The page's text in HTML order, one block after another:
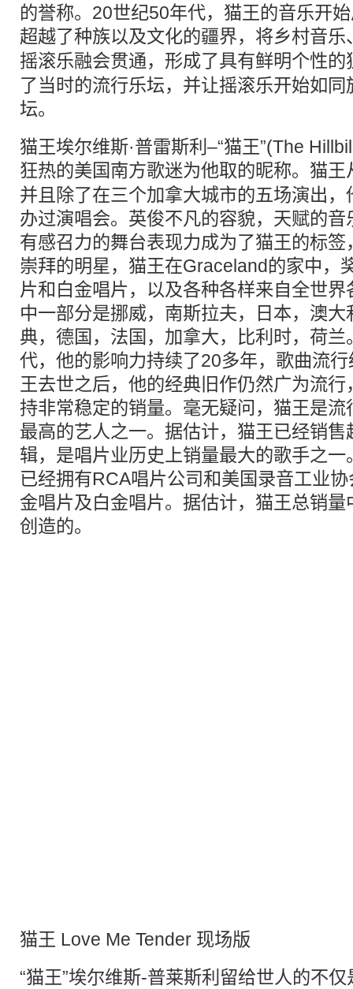
的誉称。20世纪50年代，猫王的音乐开
超越了种族以及文化的疆界，将乡村音乐
摇滚乐融会贯通，形成了具有鲜明个性
了当时的流行乐坛，并让摇滚乐开始如
坛。
猫王埃尔维斯·普雷斯利–“猫王”(The
狂热的美国南方歌迷为他取的昵称。猫
并且除了在三个加拿大城市的五场演出
办过演唱会。英俊不凡的容貌，天赋的
有感召力的舞台表现力成为了猫王的标
崇拜的明星，猫王在Graceland的家中，
片和白金唱片，以及各种各样来自全世
中一部分是挪威，南斯拉夫，日本，澳
典，德国，法国，加拿大，比利时，荷
代，他的影响力持续了20多年，歌曲流
王去世之后，他的经典旧作仍然广为流
持非常稳定的销量。毫无疑问，猫王是
最高的艺人之一。据估计，猫王已经销
辑，是唱片业历史上销量最大的歌手之
已经拥有RCA唱片公司和美国录音工业
金唱片及白金唱片。据估计，猫王总销
创造的。
猫王 Love Me Tender 现场版
“猫王”埃尔维斯-普莱斯利留给世人的不